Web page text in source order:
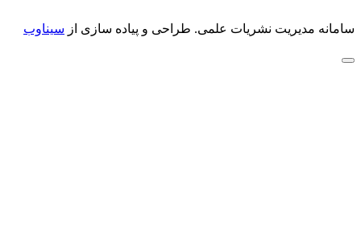
سامانه مدیریت نشریات علمی. طراحی و پیاده سازی از سیناوب